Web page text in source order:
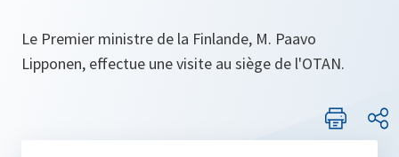
Le Premier ministre de la Finlande, M. Paavo
Lipponen, effectue une visite au siège de l'OTAN.